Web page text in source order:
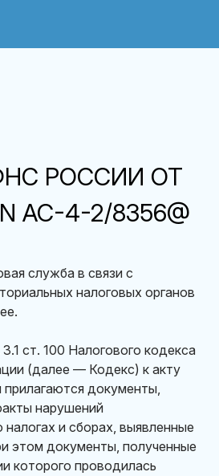
РОССИИ ОТ
АС-4-2/8356@
служба в связи с
налоговых органов
ст. 100 Налогового кодекса
(далее — Кодекс) к акту
прилагаются документы,
нарушений
и сборах, выявленные
этом документы, полученные
которого проводилась